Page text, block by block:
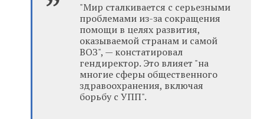
"Мир сталкивается с серьезными
проблемами из-за сокращения
помощи в целях развития,
оказываемой странам и самой
ВОЗ", — констатировал
гендиректор. Это влияет "на
многие сферы общественного
здравоохранения, включая
борьбу с УПП".